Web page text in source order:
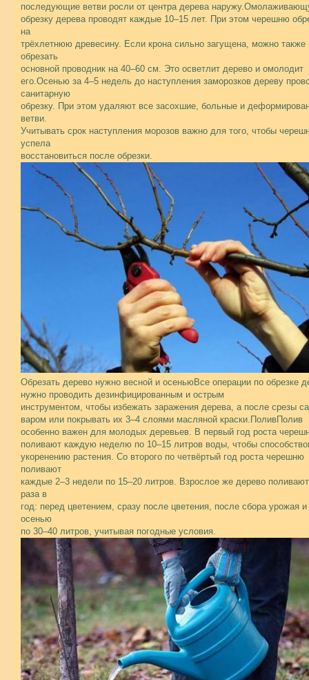
последующие ветви росли от центра дерева
обрезку дерева проводят каждые 10–15 лет. При этом черешню
на
трёхлетнюю древесину. Если крона сильно загущена, можно также
обрезать
основной проводник на 40–60 см. Это осветлит дерево и омолодит
его.Осенью за 4–5 недель до наступления заморозков дереву
санитарную
обрезку. При этом удаляют все засохшие, больные и
ветви.
Учитывать срок наступления морозов важно для того, чтобы
успела
восстановиться после обрезки.
Обрезать дерево нужно весной и осеньюВсе операции по обрезке
нужно проводить дезинфицированным и острым
инструментом, чтобы избежать заражения дерева, а после срезы
варом или покрывать их 3–4 слоями масляной краски.ПоливПолив
особенно важен для молодых деревьев. В первый год роста
поливают каждую неделю по 10–15 литров воды, чтобы
укоренению растения. Со второго по четвёртый год роста черешню
поливают
каждые 2–3 недели по 15–20 литров. Взрослое же дерево
раза в
год: перед цветением, сразу после цветения, после сбора урожая и
осенью
по 30–40 литров, учитывая погодные условия.